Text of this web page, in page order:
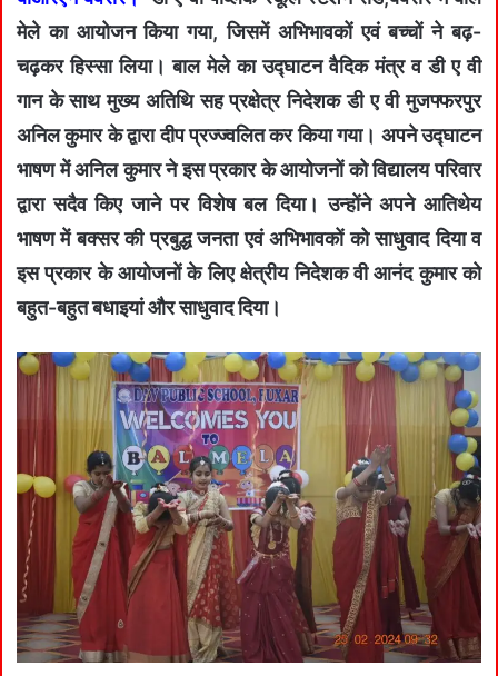
मेले का आयोजन किया गया, जिसमें अभिभावकों एवं बच्चों ने बढ़-
चढ़कर हिस्सा लिया। बाल मेले का उद्घाटन वैदिक मंत्र व डी ए वी
गान के साथ मुख्य अतिथि सह प्रक्षेत्र निदेशक डी ए वी मुजफ्फरपुर
अनिल कुमार के द्वारा दीप प्रज्ज्वलित कर किया गया। अपने उद्घाटन
भाषण में अनिल कुमार ने इस प्रकार के आयोजनों को विद्यालय परिवार
द्वारा सदैव किए जाने पर विशेष बल दिया। उन्होंने अपने आतिथेय
भाषण में बक्सर की प्रबुद्ध जनता एवं अभिभावकों को साधुवाद दिया व
इस प्रकार के आयोजनों के लिए क्षेत्रीय निदेशक वी आनंद कुमार को
बहुत-बहुत बधाइयां और साधुवाद दिया।